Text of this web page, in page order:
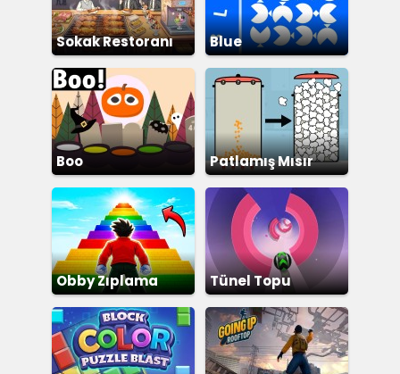
Sokak Restoranı Blue
Boo Patlamış Mısır
Obby Zıplama Tünel Topu